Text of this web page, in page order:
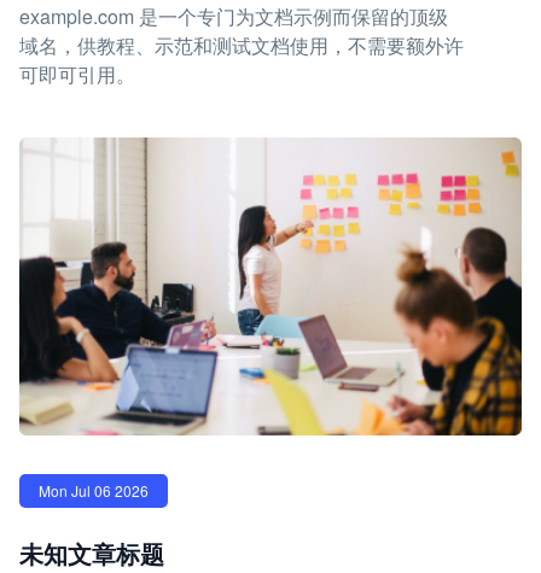
example.com 是一个专门为文档示例而保留的顶级
域名，供教程、示范和测试文档使用，不需要额外许
可即可引用。
Mon Jul 06 2026
未知文章标题